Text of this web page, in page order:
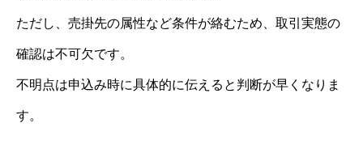
ただし、売掛先の属性など条件が絡むため、取引実態の
確認は不可欠です。
不明点は申込み時に具体的に伝えると判断が早くなりま
す。